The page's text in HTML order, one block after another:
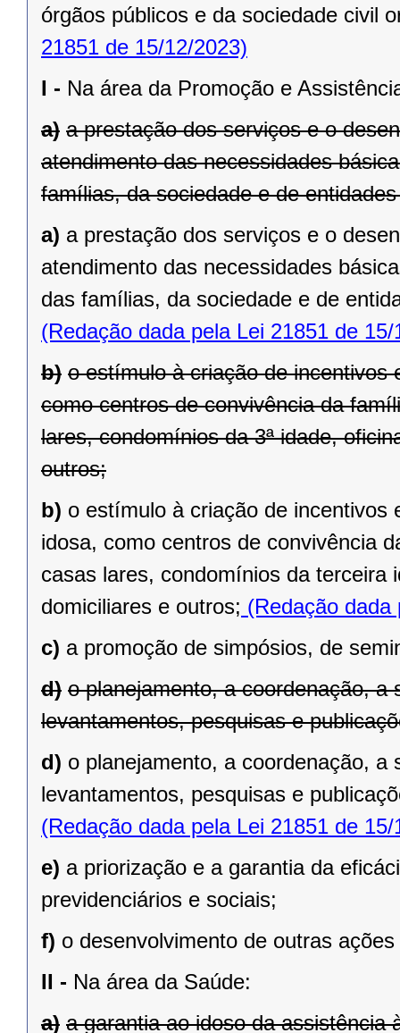
órgãos públicos e da sociedade civil
21851 de 15/12/2023)
I - Na área da Promoção e
a) a prestação dos serviços e o
atendimento das necessidades
famílias, da sociedade e de
a) a prestação dos serviços e o
atendimento das necessidades
das famílias, da sociedade e de
(Redação dada pela Lei 21851 de 15/
b) o estímulo à criação de incentivos
como centros de convivência da
lares, condomínios da 3ª idade,
outros;
b) o estímulo à criação de incentivos
idosa, como centros de convivência
casas lares, condomínios da terceira
domiciliares e outros; (Redação dada
c) a promoção de simpósios, de
d) o planejamento, a coordenação,
levantamentos, pesquisas e
d) o planejamento, a coordenação,
levantamentos, pesquisas e
(Redação dada pela Lei 21851 de 15/
e) a priorização e a garantia da
previdenciários e sociais;
f) o desenvolvimento de outras
II - Na área da Saúde:
a) a garantia ao idoso da assistência